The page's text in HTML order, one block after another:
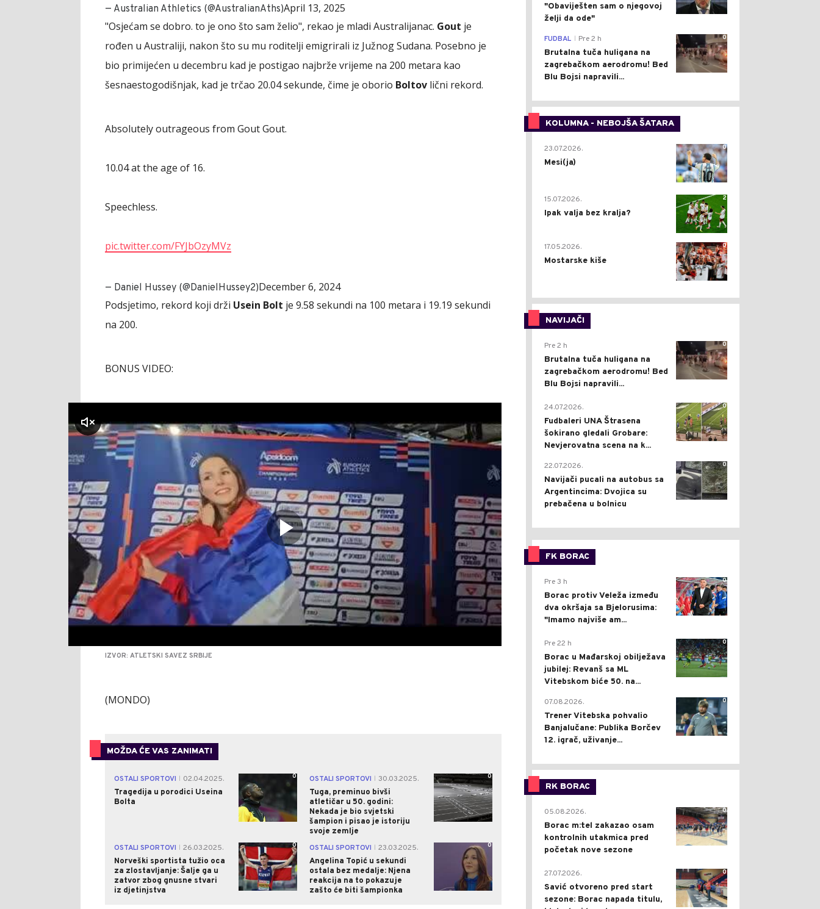
— Australian Athletics (@AustralianAths)April 13, 2025
"Osjećam se dobro. to je ono što sam želio", rekao je mladi Australijanac. Gout je
rođen u Australiji, nakon što su mu roditelji emigrirali iz Južnog Sudana. Posebno je
bio primijećen u decembru kad je postigao najbrže vrijeme na 200 metara kao
šesnaestogodišnjak, kad je trčao 20.04 sekunde, čime je oborio Boltov lični rekord.
Absolutely outrageous from Gout Gout.
10.04 at the age of 16.
Speechless.
pic.twitter.com/FYJbOzyMVz
— Daniel Hussey (@DanielHussey2)December 6, 2024
Podsjetimo, rekord koji drži Usein Bolt je 9.58 sekundi na 100 metara i 19.19 sekundi
na 200.
BONUS VIDEO:
klikni za zvuk
IZVOR: ATLETSKI SAVEZ SRBIJE
(MONDO)
MOŽDA ĆE VAS ZANIMATI
OSTALI SPORTOVI
02.04.2025.
Tragedija u porodici Useina
Bolta
0 OSTALI SPORTOVI
30.03.2025.
Tuga, preminuo bivši
atletičar u 50. godini:
Nekada je bio svjetski
šampion i pisao je istoriju
svoje zemlje
0
OSTALI SPORTOVI
26.03.2025.
Norveški sportista tužio oca
za zlostavljanje: Šalje ga u
zatvor zbog gnusne stvari
iz djetinjstva
0 OSTALI SPORTOVI
23.03.2025.
Angelina Topić u sekundi
ostala bez medalje: Njena
reakcija na to pokazuje
zašto će biti šampionka
0
"Obaviješten sam o njegovoj
želji da ode"
0
FUDBAL Pre 2 h
Brutalna tuča huligana na
zagrebačkom aerodromu! Bed
Blu Bojsi napravili...
KOLUMNA - NEBOJŠA ŠATARA
0
23.07.2026.
Mesi(ja)
2
15.07.2026.
Ipak valja bez kralja?
0
17.05.2026.
Mostarske kiše
NAVIJAČI
0
Pre 2 h
Brutalna tuča huligana na
zagrebačkom aerodromu! Bed
Blu Bojsi napravili...
0
24.07.2026.
Fudbaleri UNA Štrasena
šokirano gledali Grobare:
Nevjerovatna scena na k...
0
22.07.2026.
Navijači pucali na autobus sa
Argentincima: Dvojica su
prebačena u bolnicu
FK BORAC
0
Pre 3 h
Borac protiv Veleža između
dva okršaja sa Bjelorusima:
"Imamo najviše am...
0
Pre 22 h
Borac u Mađarskoj obilježava
jubilej: Revanš sa ML
Vitebskom biće 50. na...
0
07.08.2026.
Trener Vitebska pohvalio
Banjalučane: Publika Borčev
12. igrač, uživanje...
RK BORAC
0
05.08.2026.
Borac m:tel zakazao osam
kontrolnih utakmica pred
početak nove sezone
0
27.07.2026.
Savić otvoreno pred start
sezone: Borac napada titulu,